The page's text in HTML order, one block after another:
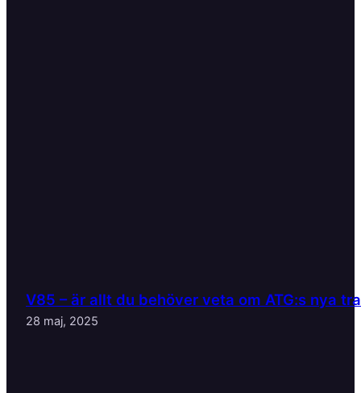
V85 – är allt du behöver veta om ATG:s nya
28 maj, 2025